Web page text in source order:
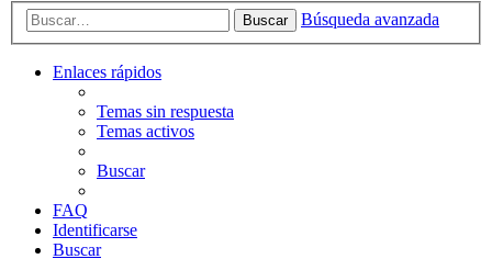
Buscar Búsqueda avanzada
Enlaces rápidos
Temas sin respuesta
Temas activos
Buscar
FAQ
Identificarse
Buscar